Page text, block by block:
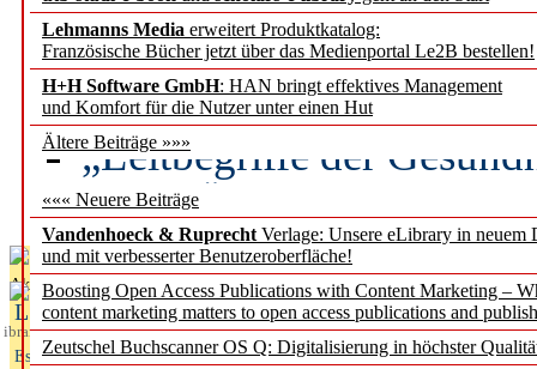
Lehmanns Media erweitert Produktkatalog:
Französische Bücher jetzt über das Medienportal Le2B bestellen!
H+H Software GmbH: HAN bringt effektives Management
und Komfort für die Nutzer unter einen Hut
Ältere Beiträge »»»
««« Neuere Beiträge
Vandenhoeck & Ruprecht Verlage: Unsere eLibrary in neuem
und mit verbesserter Benutzeroberfläche!
Boosting Open Access Publications with Content Marketing –
content marketing matters to open access publications and
Zeutschel Buchscanner OS Q: Digitalisierung in höchster
Künstliche Intelligenz
besser zu verstehen
„Leitbegriffe der
des BIÖG erscheinen
Aktuelles aus
L
ibrary
Essentials